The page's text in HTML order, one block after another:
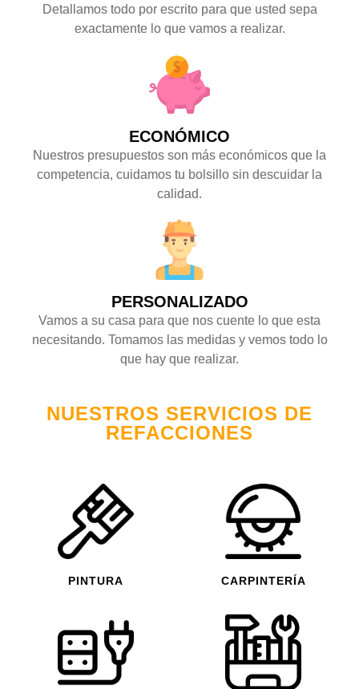
Detallamos todo por escrito para que usted sepa
exactamente lo que vamos a realizar.
ECONÓMICO
Nuestros presupuestos son más económicos que la
competencia, cuidamos tu bolsillo sin descuidar la
calidad.
PERSONALIZADO
Vamos a su casa para que nos cuente lo que esta
necesitando. Tomamos las medidas y vemos todo lo
que hay que realizar.
NUESTROS SERVICIOS DE
REFACCIONES
PINTURA CARPINTERÍA